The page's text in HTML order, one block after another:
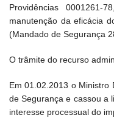
Providências 0001261-
manutenção da eficácia
(Mandado de Segurança
O trâmite do recurso
Em 01.02.2013 o Ministro
de Segurança e cassou a
interesse processual do